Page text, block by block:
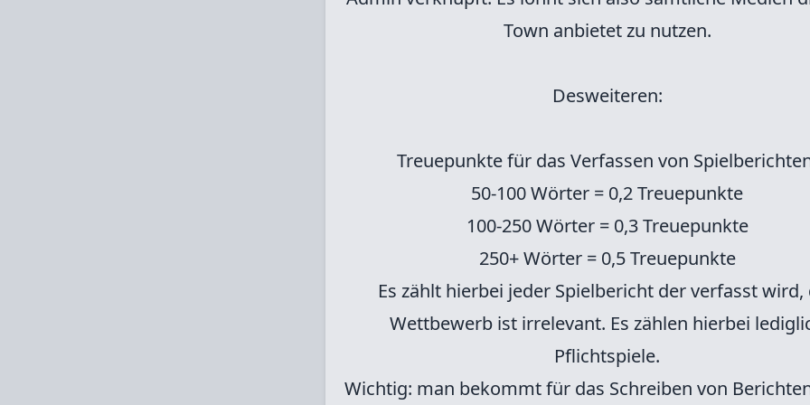
Town anbietet zu nutzen.
Desweiteren:
Treuepunkte für das Verfassen von
50-100 Wörter = 0,2 Treuepunkte
100-250 Wörter = 0,3 Treuepunkte
250+ Wörter = 0,5 Treuepunkte
Es zählt hierbei jeder Spielbericht der verfasst wird,
Wettbewerb ist irrelevant. Es zählen hierbei
Pflichtspiele.
Wichtig: man bekommt für das Schreiben von